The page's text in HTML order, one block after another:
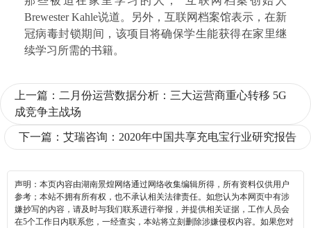
Brewester Kahle说道。另外，互联网档案馆表示，在新
冠病毒封锁期间，该项目将确保学生能获得在家里继
续学习所需的书籍。
上一篇： 二月份运营数据分析：三大运营商重心转移 5G
成竞争主战场
下一篇： 艾瑞咨询：2020年中国共享充电宝行业研究报告
声明：本页内容由湖南景煌网络通过网络收集编辑所得，所有资料仅供用户
参考；本站不拥有所有权，也不承认相关法律责任。如您认为本网页中有涉
嫌抄写的内容，请及时与我们联系进行举报，并提供相关证据，工作人员会
在5个工作日内联系您，一经查实，本站将立刻删除涉嫌侵权内容。如果您对